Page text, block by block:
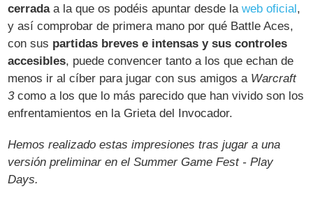
cerradaa la que os podéis apuntar desde laweb oficial ,
y así comprobar de primera mano por qué Battle Aces,
con sus partidas breves e intensas y sus controles
accesibles, puede convencer tanto a los que echan de
menos ir al cíber para jugar con sus amigos a Warcraft
3como a los que lo más parecido que han vivido son los
enfrentamientos en la Grieta del Invocador.
Hemos realizado estas impresiones tras jugar a una
versión preliminar en el Summer Game Fest - Play
Days.